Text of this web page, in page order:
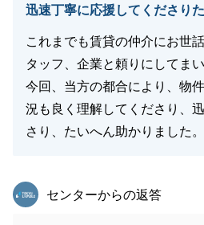
迅速丁寧に応援してくださり
これまでも賃貸の仲介にお世
タッフ、企業と頼りにしてまい
今回、当方の都合により、物
況も良く理解してくださり、
さり、たいへん助かりました。
東急リバブル
センターからの返答